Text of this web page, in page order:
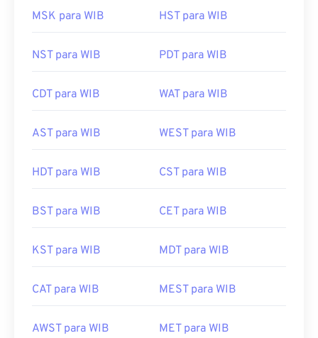
MSK para WIB HST para WIB
NST para WIB PDT para WIB
CDT para WIB WAT para WIB
AST para WIB WEST para WIB
HDT para WIB CST para WIB
BST para WIB CET para WIB
KST para WIB MDT para WIB
CAT para WIB MEST para WIB
AWST para WIB MET para WIB